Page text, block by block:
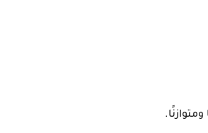
ومتوازنًا.